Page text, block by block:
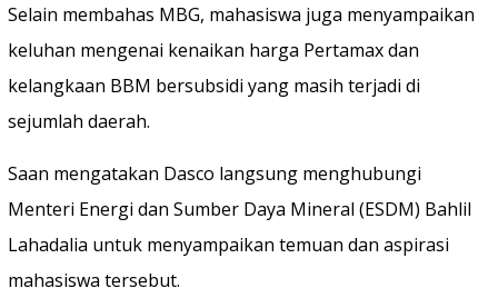
Selain membahas MBG, mahasiswa juga menyampaikan
keluhan mengenai kenaikan harga Pertamax dan
kelangkaan BBM bersubsidi yang masih terjadi di
sejumlah daerah.
Saan mengatakan Dasco langsung menghubungi
Menteri Energi dan Sumber Daya Mineral (ESDM) Bahlil
Lahadalia untuk menyampaikan temuan dan aspirasi
mahasiswa tersebut.